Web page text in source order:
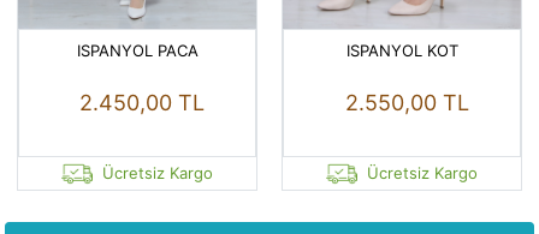
ISPANYOL PACA
2.450,00 TL
Ücretsiz Kargo
ISPANYOL KOT
2.550,00 TL
Ücretsiz Kargo